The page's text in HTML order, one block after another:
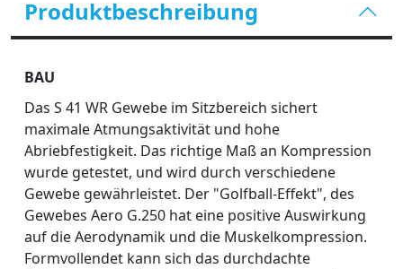
Produktbeschreibung
BAU
Das S 41 WR Gewebe im Sitzbereich sichert
maximale Atmungsaktivität und hohe
Abriebfestigkeit. Das richtige Maß an Kompression
wurde getestet, und wird durch verschiedene
Gewebe gewährleistet. Der "Golfball-Effekt", des
Gewebes Aero G.250 hat eine positive Auswirkung
auf die Aerodynamik und die Muskelkompression.
Formvollendet kann sich das durchdachte